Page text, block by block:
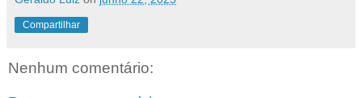
Compartilhar
Nenhum comentário: